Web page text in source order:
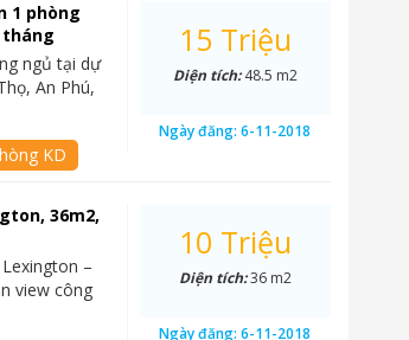
1 phòng
tháng
ngủ tại dự
An Phú,
KD
15 Triệu
Diện tích:48.5 m2
Ngày đăng:6-11-2018
36m2,
–
view công
10 Triệu
Diện tích:36 m2
Ngày đăng:6-11-2018